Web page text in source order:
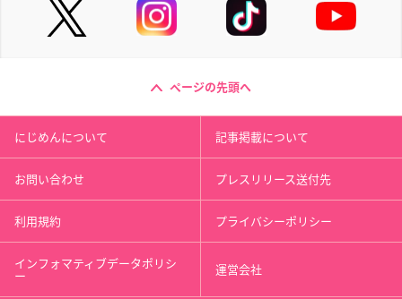
ページの先頭へ
にじめんについて 記事掲載について
お問い合わせ プレスリリース送付先
利用規約 プライバシーポリシー
インフォマティブデータポリシ
ー 運営会社